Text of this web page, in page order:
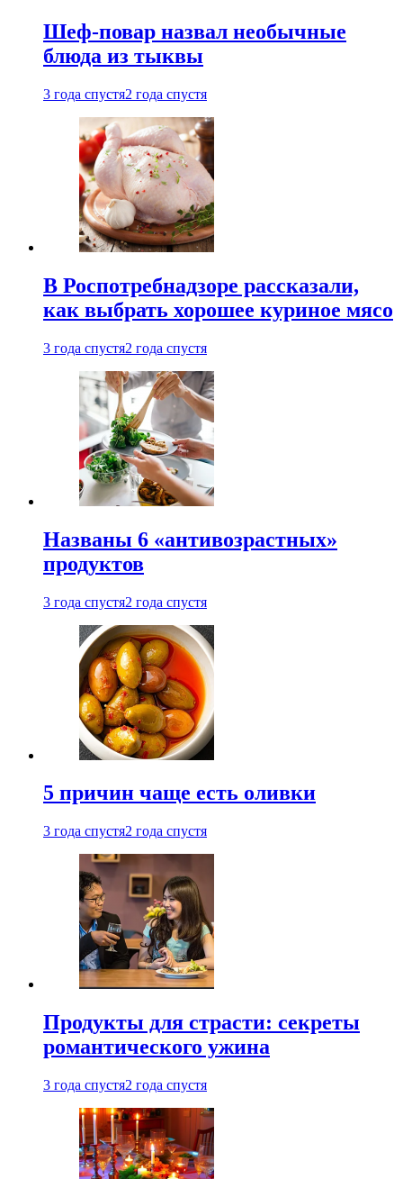
Шеф-повар назвал необычные
блюда из тыквы
3 года спустя2 года спустя
В Роспотребнадзоре рассказали,
как выбрать хорошее куриное мясо
3 года спустя2 года спустя
Названы 6 «антивозрастных»
продуктов
3 года спустя2 года спустя
5 причин чаще есть оливки
3 года спустя2 года спустя
Продукты для страсти: секреты
романтического ужина
3 года спустя2 года спустя